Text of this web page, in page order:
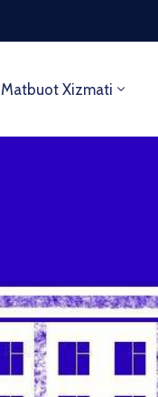
Matbuot Xizmati